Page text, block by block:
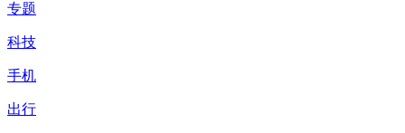
专题
科技
手机
出行